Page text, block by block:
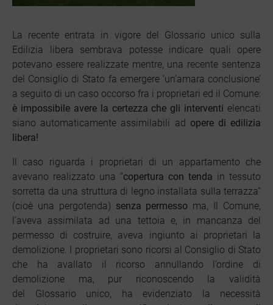
La recente entrata in vigore del Glossario unico sulla
Edilizia libera sembrava potesse indicare quali opere
potevano essere realizzate mentre, una recente sentenza
del Consiglio di Stato fa emergere ‘un’amara conclusione’
a seguito di un caso occorso fra i proprietari ed il Comune:
è impossibile avere la certezza che gli interventi elencati
siano automaticamente assimilabili ad opere di edilizia
libera!
Il caso riguarda i proprietari di un appartamento che
avevano realizzato una “copertura con tenda in tessuto
sorretta da una struttura di legno installata sulla terrazza”
(cioè una pergotenda) senza permesso ma, Il Comune,
l’aveva assimilata ad una tettoia e, in mancanza del
permesso di costruire, aveva ingiunto ai proprietari la
demolizione. I proprietari sono ricorsi al Consiglio di Stato
che ha avallato il ricorso annullando l’ordine di
demolizione ma, pur riconoscendo la validità
del Glossario unico, ha evidenziato la necessità